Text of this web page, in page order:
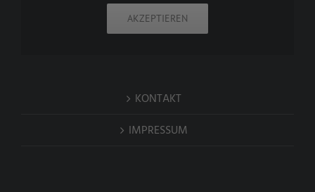
AKZEPTIEREN
KONTAKT
IMPRESSUM